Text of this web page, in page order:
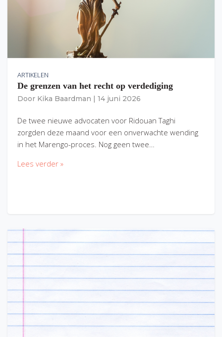
ARTIKELEN
De grenzen van het recht op verdediging
Door Kika Baardman 14 juni 2026
De twee nieuwe advocaten voor Ridouan Taghi
zorgden deze maand voor een onverwachte wending
in het Marengo-proces. Nog geen twee…
Lees verder »